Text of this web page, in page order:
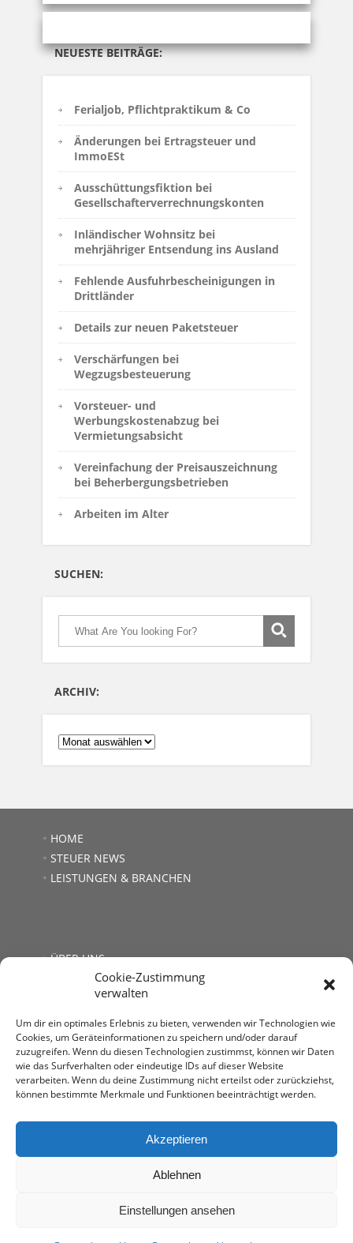
Cookie-Zustimmung
verwalten
Um dir ein optimales Erlebnis zu bieten, verwenden wir Technologien wie
Cookies, um Geräteinformationen zu speichern und/oder darauf
zuzugreifen. Wenn du diesen Technologien zustimmst, können wir Daten
wie das Surfverhalten oder eindeutige IDs auf dieser Website
verarbeiten. Wenn du deine Zustimmung nicht erteilst oder zurückziehst,
können bestimmte Merkmale und Funktionen beeinträchtigt werden.
Akzeptieren
Ablehnen
Einstellungen ansehen
NEUESTE BEITRÄGE:
Ferialjob, Pflichtpraktikum & Co
Änderungen bei Ertragsteuer und
ImmoESt
Ausschüttungsfiktion bei
Gesellschafterverrechnungskonten
Inländischer Wohnsitz bei
mehrjähriger Entsendung ins Ausland
Fehlende Ausfuhrbescheinigungen in
Drittländer
Details zur neuen Paketsteuer
Verschärfungen bei
Wegzugsbesteuerung
Vorsteuer- und
Werbungskostenabzug bei
Vermietungsabsicht
Vereinfachung der Preisauszeichnung
bei Beherbergungsbetrieben
Arbeiten im Alter
SUCHEN:
ARCHIV:
ARCHIV:
HOME
STEUER NEWS
LEISTUNGEN & BRANCHEN
ÜBER UNS
KONTAKT
Steuerberatung Mag. Andrea Kromer
E:office@stb-kromer.at